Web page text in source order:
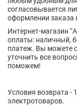
согласовывается
оформлении заказа
Интернет-магазин
оплаты: наличный,
платеж. Вы можете
уточнить все
поможем!
Условия возврата -
электротоваров.